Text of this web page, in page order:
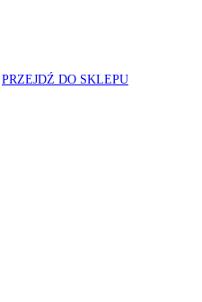
PRZEJDŹ DO SKLEPU